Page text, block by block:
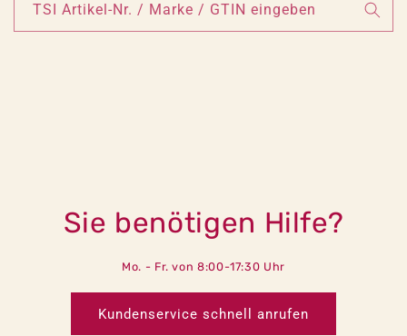
TSI Artikel-Nr. / Marke / GTIN eingeben
Sie benötigen Hilfe?
Mo. - Fr. von 8:00-17:30 Uhr
Kundenservice schnell anrufen